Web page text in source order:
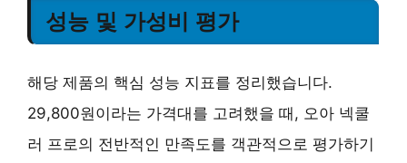
성능 및 가성비 평가
해당 제품의 핵심 성능 지표를 정리했습니다.
29,800원이라는 가격대를 고려했을 때, 오아 넥쿨
러 프로의 전반적인 만족도를 객관적으로 평가하기